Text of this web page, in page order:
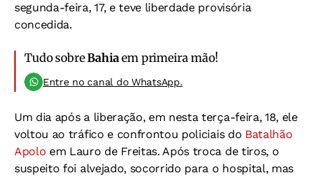
segunda-feira, 17, e teve liberdade provisória
concedida.
Tudo sobreBahiaem primeira mão!
Entre no canal do WhatsApp.
Um dia após a liberação, em nesta terça-feira, 18, ele
voltou ao tráfico e confrontou policiais do Batalhão
Apolo em Lauro de Freitas. Após troca de tiros, o
suspeito foi alvejado, socorrido para o hospital, mas